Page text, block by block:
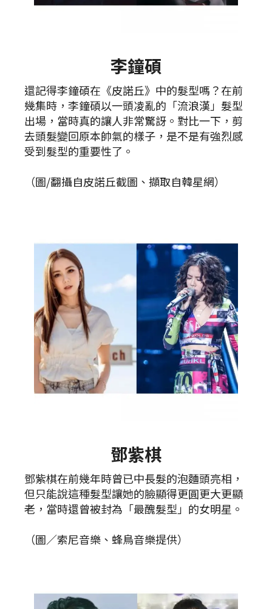
李鐘碩
還記得李鐘碩在《皮諾丘》中的髮型嗎？在前
幾集時，李鐘碩以一頭凌亂的「流浪漢」髮型
出場，當時真的讓人非常驚訝。對比一下，剪
去頭髮變回原本帥氣的樣子，是不是有強烈感
受到髮型的重要性了。
（圖/翻攝自皮諾丘截圖、擷取自韓星網）
鄧紫棋
鄧紫棋在前幾年時曾已中長髮的泡麵頭亮相，
但只能說這種髮型讓她的臉顯得更圓更大更顯
老，當時還曾被封為「最醜髮型」的女明星。
（圖／索尼音樂、蜂鳥音樂提供）